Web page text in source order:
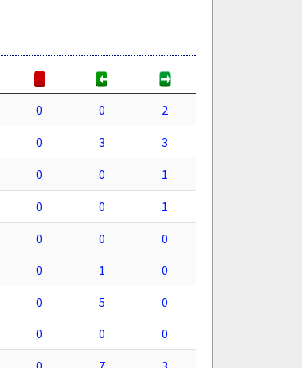
0 0 2
0 3 3
0 0 1
0 0 1
0 0
0
0 1 0
0 5
0
0 0 0